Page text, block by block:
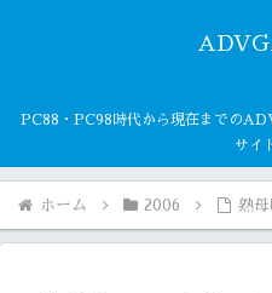
PC88・PC98時代から現在までの
サイ
ホーム 2006 熟